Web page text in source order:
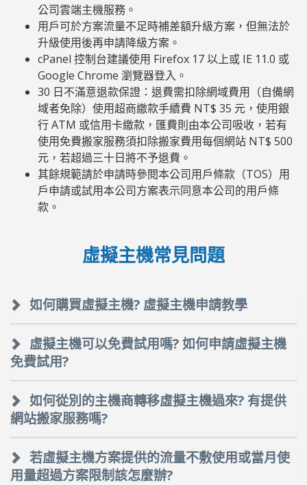
公司雲端主機服務。
用戶可於方案流量不足時補差額升級方案，但無法於
升級使用後再申請降級方案。
cPanel 控制台建議使用 Firefox 17 以上或 IE 11.0 或
Google Chrome 瀏覽器登入。
30 日不滿意退款保證：退費需扣除網域費用（自備網
域者免除）使用超商繳款手續費 NT$ 35 元，使用銀
行 ATM 或信用卡繳款，匯費則由本公司吸收，若有
使用免費搬家服務須扣除搬家費用每個網站 NT$ 500
元，若超過三十日將不予退費。
其餘規範請於申請時參閱本公司用戶條款（TOS）用
戶申請或試用本公司方案表示同意本公司的用戶條
款。
虛擬主機常見問題
如何購買虛擬主機? 虛擬主機申請教學
虛擬主機可以免費試用嗎? 如何申請虛擬主機
免費試用?
如何從別的主機商轉移虛擬主機過來? 有提供
網站搬家服務嗎?
若虛擬主機方案提供的流量不敷使用或當月使
用量超過方案限制該怎麼辦?